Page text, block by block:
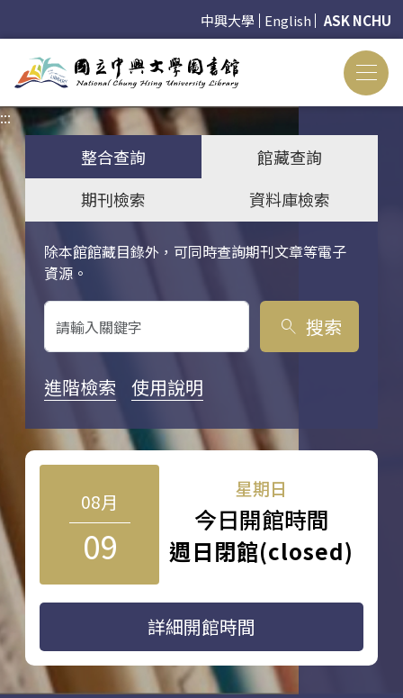
中興大學 English ASK NCHU
:::
整合查詢
館藏查詢
期刊檢索
資料庫檢索
除本館館藏目錄外，可同時查詢期刊文章等電子
資源。
關鍵字搜尋
search 搜索
進階檢索 使用說明
08月
09
星期日
今日開館時間
週日閉館(closed)
詳細開館時間